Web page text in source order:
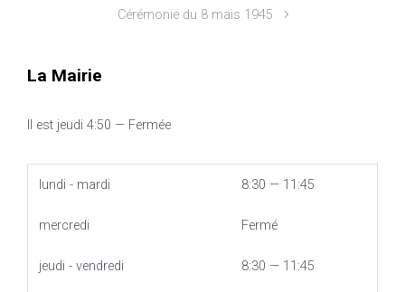
Cérémonie du 8 mais 1945
La Mairie
Il est jeudi 4:50 — Fermée
lundi - mardi 8:30 — 11:45
mercredi Fermé
jeudi - vendredi 8:30 — 11:45